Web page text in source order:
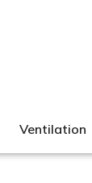
Ventilation